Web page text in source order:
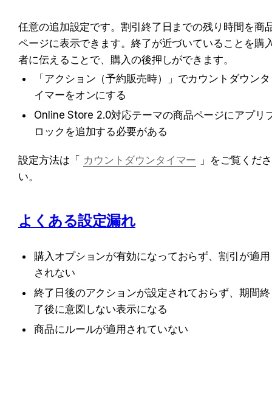
任意の追加設定です。割引終了日までの残り時間を商
ページに表示できます。終了が近づいていることを購
者に伝えることで、購入の後押しができます。
「アクション（予約販売時）」でカウントダウンタ
イマーをオンにする
Online Store 2.0対応テーマの商品ページにアプリ
ロックを追加する必要がある
設定方法は「 カウントダウンタイマー
」をご覧くださ
い。
よくある設定漏れ
購入オプションが有効になっておらず、割引が適用
されない
終了日後のアクションが設定されておらず、期間終
了後に意図しない表示になる
商品にルールが適用されていない